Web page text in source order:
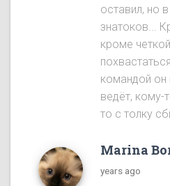
оставил, но
знатоков...
кроме
командой он
ведёт, кому-
то с толку
Marina
years ago